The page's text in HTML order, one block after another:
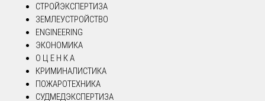
СТРОЙЭКСПЕРТИЗА
ЗЕМЛЕУСТРОЙСТВО
ENGINEERING
ЭКОНОМИКА
О Ц Е Н К А
КРИМИНАЛИСТИКА
ПОЖАРОТЕХНИКА
СУДМЕДЭКСПЕРТИЗА